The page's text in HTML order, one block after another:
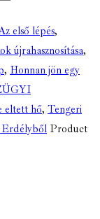
első lépés,
újrahasznosítása,
, Honnan jön egy
eltett hő, Tengeri
Erdélyből Product